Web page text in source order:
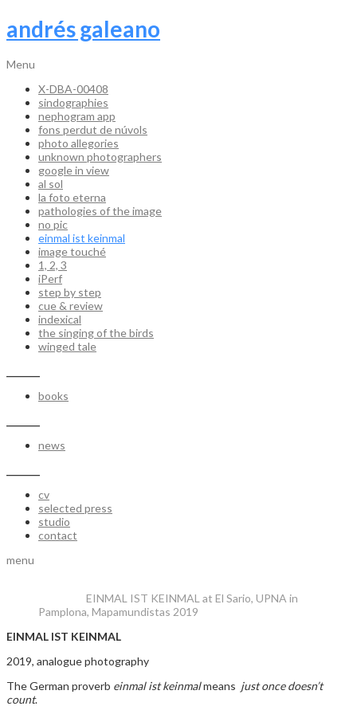
andrés galeano
Menu
X-DBA-00408
sindographies
nephogram app
fons perdut de núvols
photo allegories
unknown photographers
google in view
al sol
la foto eterna
pathologies of the image
no pic
einmal ist keinmal
image touché
1, 2, 3
iPerf
step by step
cue & review
indexical
the singing of the birds
winged tale
books
news
cv
selected press
studio
contact
menu
EINMAL IST KEINMAL at El Sario, UPNA in
Pamplona, Mapamundistas 2019
EINMAL IST KEINMAL
2019, analogue photography
The German proverb einmal ist keinmalmeans just once doesn’t
count.